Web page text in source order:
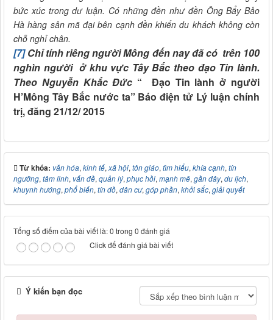
bức xúc trong dư luận. Có những đền như đền Ông Bẩy Bảo
Hà hàng sân mã đại bên cạnh đền khiến du khách không còn
chỗ nghỉ chân.
[7] Chỉ tính riêng người Mông đến nay đã có trên 100
nghìn người ở khu vực Tây Bắc theo đạo Tin lành.
Theo Nguyễn Khắc Đức “
Đạo Tin lành ở người
H’Mông Tây Bắc nước ta” Báo điện tử Lý luận chính
trị, đăng 21/12/ 2015
Từ khóa: văn hóa, kinh tế, xã hội, tôn giáo, tìm hiểu, khía cạnh, tín
ngưỡng, tâm linh, vấn đề, quản lý, phục hồi, mạnh mẽ, gần đây, du lịch,
khuynh hướng, phổ biến, tín đồ, dân cư, góp phần, khởi sắc, giải quyết
Tổng số điểm của bài viết là: 0 trong 0 đánh giá
Click để đánh giá bài viết
Ý kiến bạn đọc